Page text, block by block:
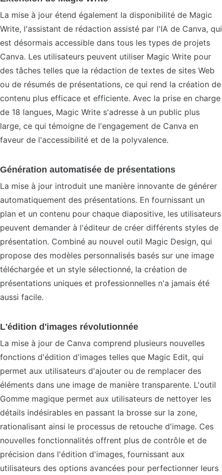
La mise à jour étend également la disponibilité de Magic
Write, l'assistant de rédaction assisté par l'IA de Canva, qui
est désormais accessible dans tous les types de projets
Canva. Les utilisateurs peuvent utiliser Magic Write pour
des tâches telles que la rédaction de textes de sites Web
ou de résumés de présentations, ce qui rend la création de
contenu plus efficace et efficiente. Avec la prise en charge
de 18 langues, Magic Write s'adresse à un public plus
large, ce qui témoigne de l'engagement de Canva en
faveur de l'accessibilité et de la polyvalence.
Génération automatisée de présentations
La mise à jour introduit une manière innovante de générer
automatiquement des présentations. En fournissant un
plan et un contenu pour chaque diapositive, les utilisateurs
peuvent demander à l'éditeur de créer différents styles de
présentation. Combiné au nouvel outil Magic Design, qui
propose des modèles personnalisés basés sur une image
téléchargée et un style sélectionné, la création de
présentations uniques et professionnelles n'a jamais été
aussi facile.
L'édition d'images révolutionnée
La mise à jour de Canva comprend plusieurs nouvelles
fonctions d'édition d'images telles que Magic Edit, qui
permet aux utilisateurs d'ajouter ou de remplacer des
éléments dans une image de manière transparente. L'outil
Gomme magique permet aux utilisateurs de nettoyer les
détails indésirables en passant la brosse sur la zone,
rationalisant ainsi le processus de retouche d'image. Ces
nouvelles fonctionnalités offrent plus de contrôle et de
précision dans l'édition d'images, fournissant aux
utilisateurs des options avancées pour perfectionner leurs